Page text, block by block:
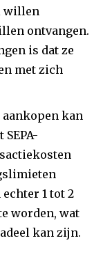
willen
ontvangen.
is dat ze
met zich
kan
1 tot 2
worden, wat
kan zijn.